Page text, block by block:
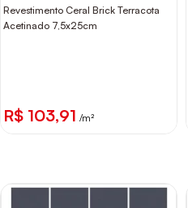
Revestimento Ceral Brick Terracota
Acetinado 7,5x25cm
R$ 103,91 /m²